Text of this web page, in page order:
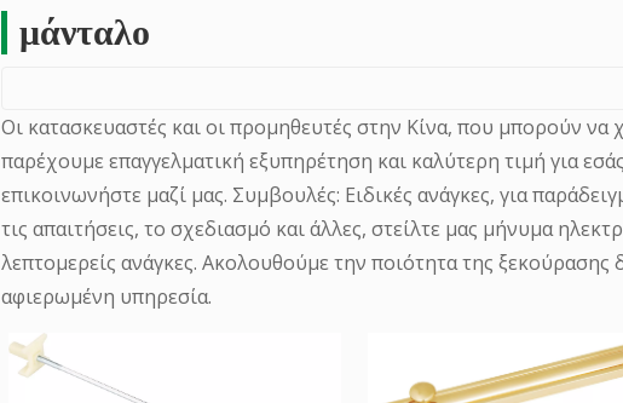
μάνταλο
Οι κατασκευαστές και οι προμηθευτές στην Κίνα, που μπορούν
παρέχουμε επαγγελματική εξυπηρέτηση και καλύτερη τιμή για
επικοινωνήστε μαζί μας. Συμβουλές: Ειδικές ανάγκες, για
τις απαιτήσεις, το σχεδιασμό και άλλες, στείλτε μας μήνυμα
λεπτομερείς ανάγκες. Ακολουθούμε την ποιότητα της ξεκούρασης
αφιερωμένη υπηρεσία.